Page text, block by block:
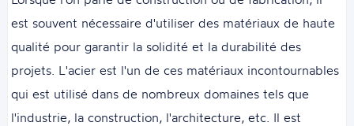
est souvent nécessaire d'utiliser des matériaux de haute
qualité pour garantir la solidité et la durabilité des
projets. L'acier est l'un de ces matériaux incontournables
qui est utilisé dans de nombreux domaines tels que
l'industrie, la construction, l'architecture, etc. Il est